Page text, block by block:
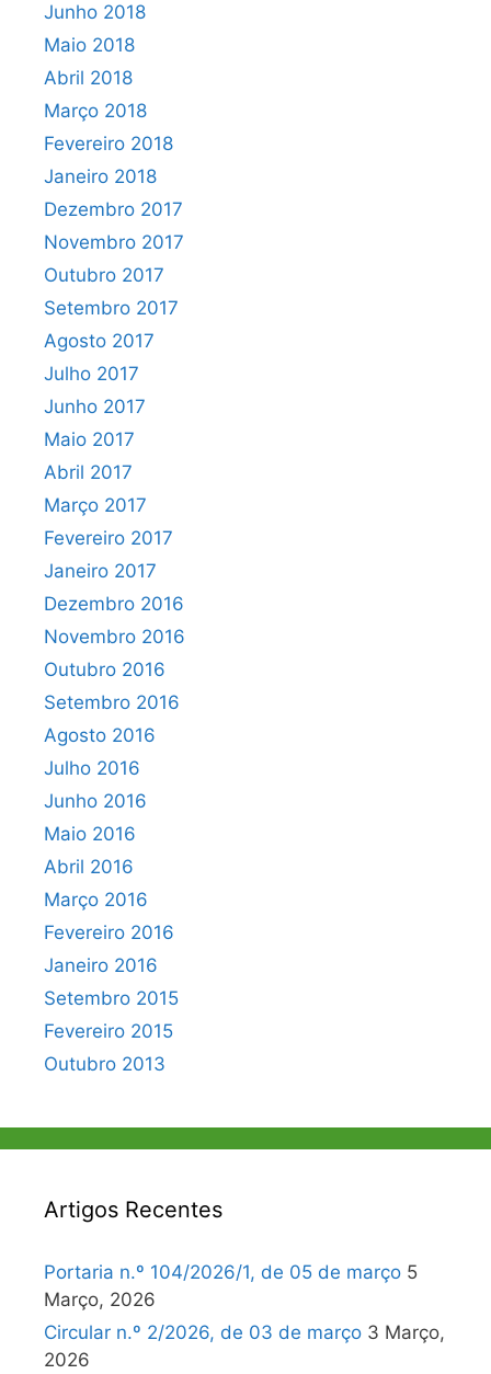
Junho 2018
Maio 2018
Abril 2018
Março 2018
Fevereiro 2018
Janeiro 2018
Dezembro 2017
Novembro 2017
Outubro 2017
Setembro 2017
Agosto 2017
Julho 2017
Junho 2017
Maio 2017
Abril 2017
Março 2017
Fevereiro 2017
Janeiro 2017
Dezembro 2016
Novembro 2016
Outubro 2016
Setembro 2016
Agosto 2016
Julho 2016
Junho 2016
Maio 2016
Abril 2016
Março 2016
Fevereiro 2016
Janeiro 2016
Setembro 2015
Fevereiro 2015
Outubro 2013
Artigos Recentes
Portaria n.º 104/2026/1, de 05 de março 5
Março, 2026
Circular n.º 2/2026, de 03 de março 3 Março,
2026